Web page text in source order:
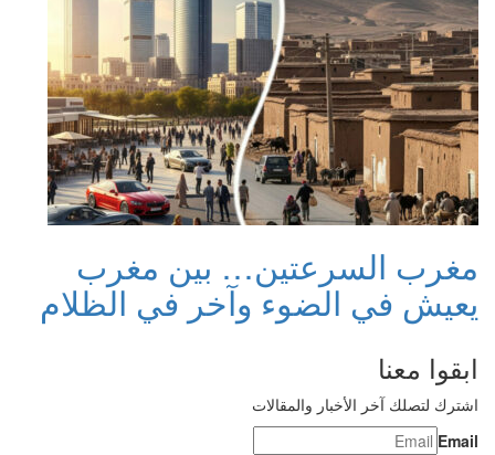
مغرب السرعتين… بين مغرب
يعيش في الضوء وآخر في الظلام
ابقوا معنا
اشترك لتصلك آخر الأخبار والمقالات
Email